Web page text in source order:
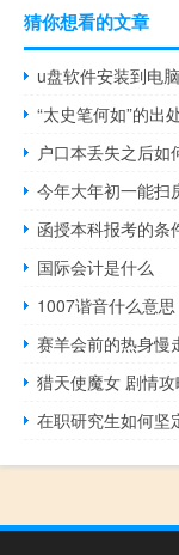
猜你想看的文章
u盘软件安装到电
“太史笔何如”的出
户口本丢失之后
今年大年初一能扫
函授本科报考的条
国际会计是什么
1007谐音什么意思
赛羊会前的热身慢
猎天使魔女 剧情攻
在职研究生如何坚